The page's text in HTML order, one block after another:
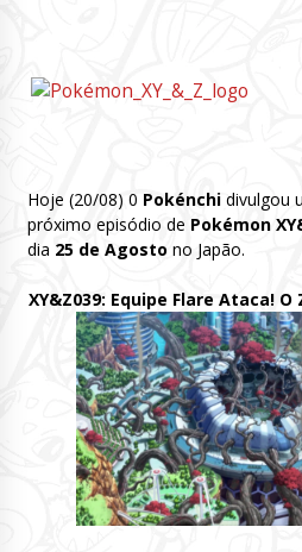
Hoje (20/08) 0 Pokénchi divulgou
próximo episódio de Pokémon
dia 25 de Agosto no Japão.
XY&Z039: Equipe Flare Ataca!